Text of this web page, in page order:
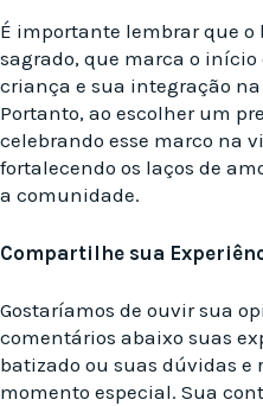
É importante lembrar que
sagrado, que marca o
criança e sua integração
Portanto, ao escolher um
celebrando esse marco na
fortalecendo os laços de
a comunidade.
Compartilhe sua
Gostaríamos de ouvir sua
comentários abaixo suas
batizado ou suas dúvidas e
momento especial. Sua